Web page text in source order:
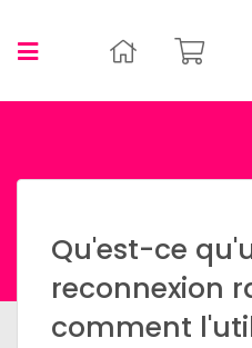
Qu'est-ce
reconnexion
comment